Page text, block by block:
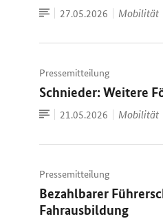
Zum
Dokument
Datum:
27.05.2026 Mobilität
Pressemitteilung
Schnieder: Weitere
Zum
Dokument
Datum:
21.05.2026 Mobilität
Pressemitteilung
Bezahlbarer
Fahrausbildung